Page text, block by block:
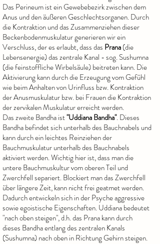
Das Perineum ist ein Gewebebezirk zwischen dem
Anus und den äußeren Geschlechtsorganen. Durch
die Kontraktion und das Zusammenziehen dieser
Beckenbodenmuskulatur generieren wir ein
Verschluss, der es erlaubt, dass das Prana(die
Lebensenergie) das zentrale Kanal - sog. Sushumna
(die feinstoffliche Wirbelsäule) beitreten kann. Die
Aktivierung kann durch die Erzeugung vom Gefühl
wie beim Anhalten von Urinfluss bzw. Kontraktion
der Anusmuskulatur bzw. bei Frauen die Kontraktion
der zervikalen Muskulatur erreicht werden.
Das zweite Bandha ist"Uddiana Bandha". Dieses
Bandha befindet sich unterhalb des Bauchnabels und
kann durch ein leichtes Reinziehen der
Bauchmuskulatur unterhalb des Bauchnabels
aktiviert werden. Wichtig hier ist, dass man die
untere Bauchmuskultur vom oberen Teil und
Zwerchfell separiert. Blockiert man das Zwerchfell
über längere Zeit, kann nicht frei geatmet werden.
Dadurch entwickeln sich in der Psyche aggressive
sowie egoistische Eigenschaften. Uddiana bedeutet
"nach oben steigen", d.h. das Prana kann durch
dieses Bandha entlang des zentralen Kanals
(Sushumna) nach oben in Richtung Gehirn steigen.